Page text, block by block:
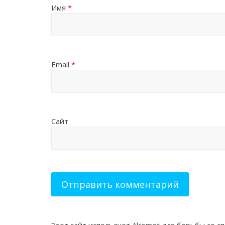
Имя *
Email *
Сайт